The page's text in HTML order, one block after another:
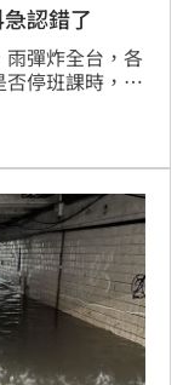
認錯了
彈炸全台，各
停班課時，新
自行決定停止
北市緊急宣布
點才公告...還